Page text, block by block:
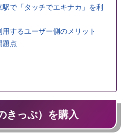
で「タッチでエキナカ」を利
用するユーザー側のメリット
題点
きっぷ）を購入